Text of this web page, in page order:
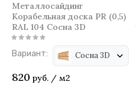
Металлосайдинг
Корабельная доска PR (0,5)
RAL 104 Сосна 3D
Вариант: Сосна 3D
820 руб. / м2